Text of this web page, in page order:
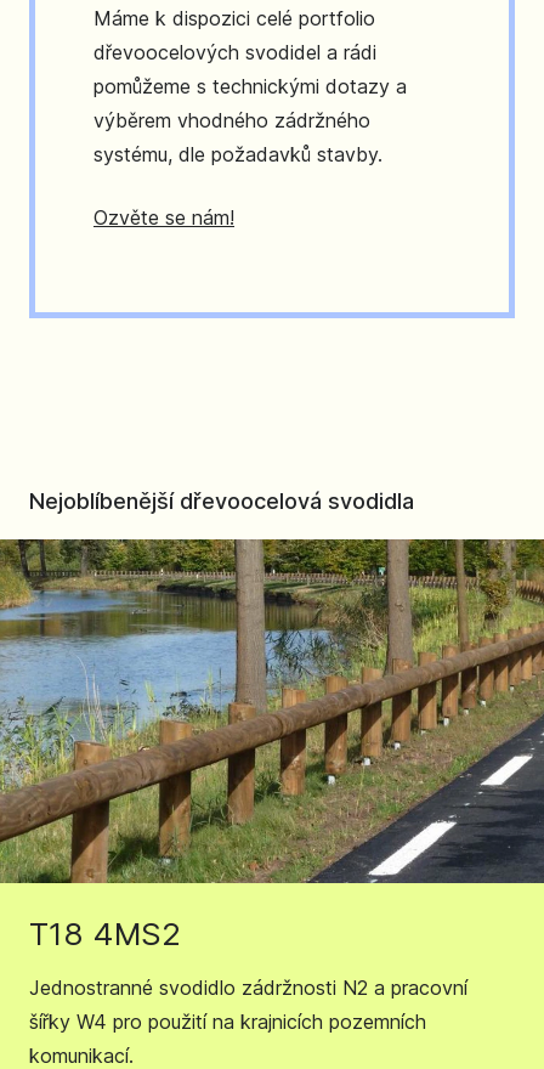
Máme k dispozici celé portfolio
dřevoocelových svodidel a rádi
pomůžeme s technickými dotazy a
výběrem vhodného zádržného
systému, dle požadavků stavby.
Ozvěte se nám!
Nejoblíbenější dřevoocelová svodidla
T18 4MS2
Jednostranné svodidlo zádržnosti N2 a pracovní
šířky W4 pro použití na krajnicích pozemních
komunikací.